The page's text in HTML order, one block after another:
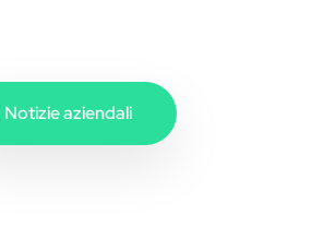
Notizie aziendali